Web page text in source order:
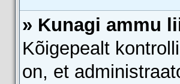
» Kunagi ammu
Kõigepealt
on, et